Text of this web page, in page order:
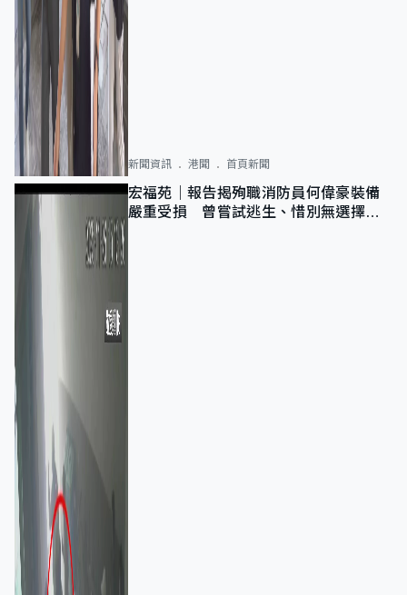
新聞資訊 港聞 首頁新聞
宏福苑｜報告揭殉職消防員何偉豪裝備
嚴重受損 曾嘗試逃生、惜別無選擇下